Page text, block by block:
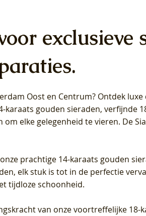
met Lab
Blush Lab Diamonds
Geelgoud (14k) met
Diamant
–
Blush Lab Diamonds
LG7027Y - Geelgoud
grown Diamant
–
Blush Lab Diamonds
LG7026Y - Geelgoud
grown Diamant
exclusieve
Oost en Centrum? Ontdek
karaats gouden sieraden, verfijnde
elke gelegenheid te vieren. De
prachtige 14-karaats gouden
elk stuk is tot in de perfectie
tijdloze schoonheid.
van onze voortreffelijke